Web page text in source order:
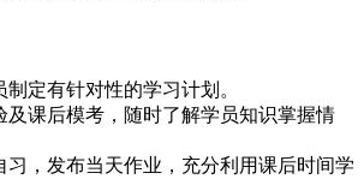
制定有针对性的学习计划。
及课后模考，随时了解学员知识掌握情
习，发布当天作业，充分利用课后时间学